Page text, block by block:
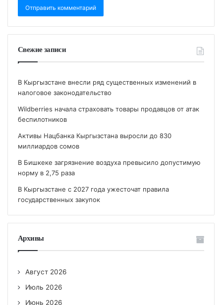
Свежие записи
В Кыргызстане внесли ряд существенных изменений в
налоговое законодательство
Wildberries начала страховать товары продавцов от атак
беспилотников
Активы Нацбанка Кыргызстана выросли до 830
миллиардов сомов
В Бишкеке загрязнение воздуха превысило допустимую
норму в 2,75 раза
В Кыргызстане с 2027 года ужесточат правила
государственных закупок
Архивы
Август 2026
Июль 2026
Июнь 2026